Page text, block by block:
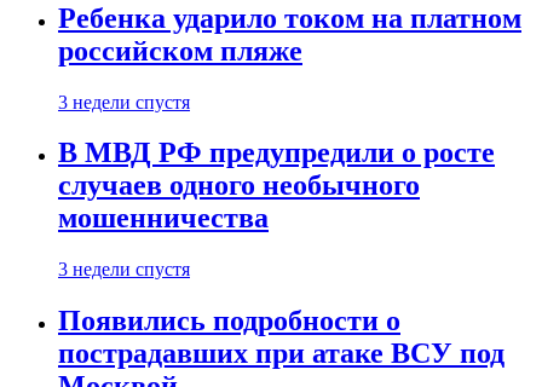
Ребенка ударило током на платном
российском пляже
3 недели спустя
В МВД РФ предупредили о росте
случаев одного необычного
мошенничества
3 недели спустя
Появились подробности о
пострадавших при атаке ВСУ под